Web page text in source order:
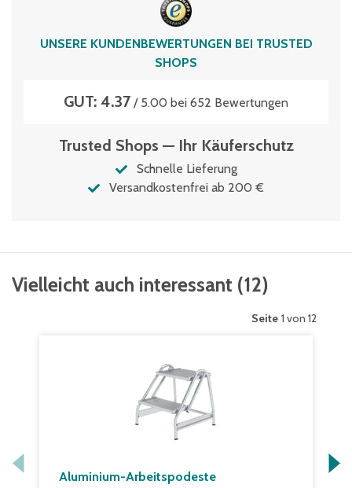
UNSERE KUNDENBEWERTUNGEN BEI TRUSTED
SHOPS
GUT: 4.37 / 5.00 bei 652 Bewertungen
Trusted Shops — Ihr Käuferschutz
Schnelle Lieferung
Versandkostenfrei ab 200 €
Vielleicht auch interessant (12)
Seite 1 von 12
Aluminium-Arbeitspodeste